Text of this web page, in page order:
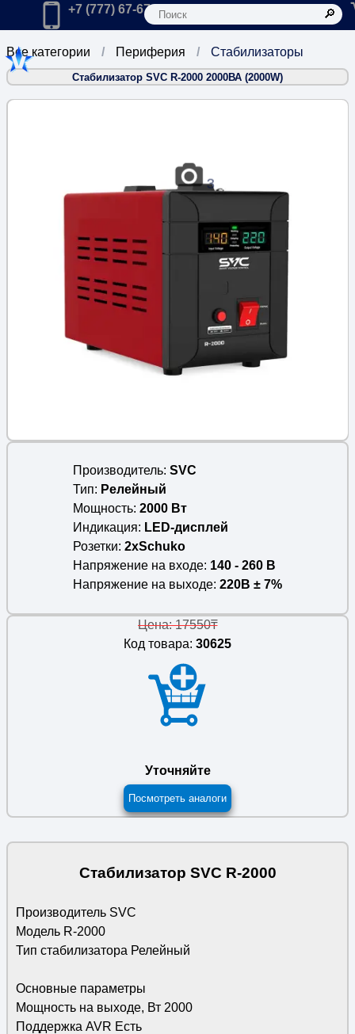
Главная
Позвонить в компанию по телефону:
+7 (777) 67-67-666
Стабилизаторы
Периферия
Все категории
Стабилизатор SVC R-2000 2000ВА (2000W)
Производитель SVC
Тип
Релейный
Мощность 2000 Вт
Индикация
LED-дисплей
Розетки 2xSchuko
Напряжение на входе 140 - 260 В
Напряжение на выходе 220В ± 7%
Цена: 17550₸
Код товара: 30625
Уточняйте
Посмотреть аналоги
Стабилизатор SVC R-2000
Производитель SVC
Модель R-2000
Тип стабилизатора Релейный
Основные параметры
Мощность на выходе, Вт 2000
Поддержка AVR Есть